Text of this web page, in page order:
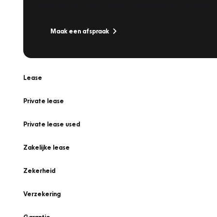
Maak een afspraak
Lease
Private lease
Private lease used
Zakelijke lease
Zekerheid
Verzekering